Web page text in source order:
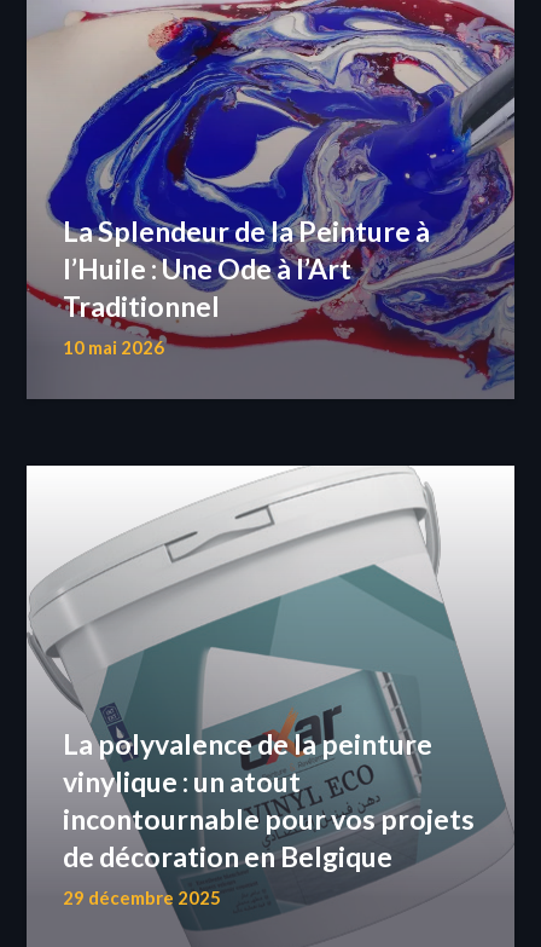
La Splendeur de la Peinture à
l’Huile : Une Ode à l’Art
Traditionnel
10 mai 2026
La polyvalence de la peinture
vinylique : un atout
incontournable pour vos projets
de décoration en Belgique
29 décembre 2025